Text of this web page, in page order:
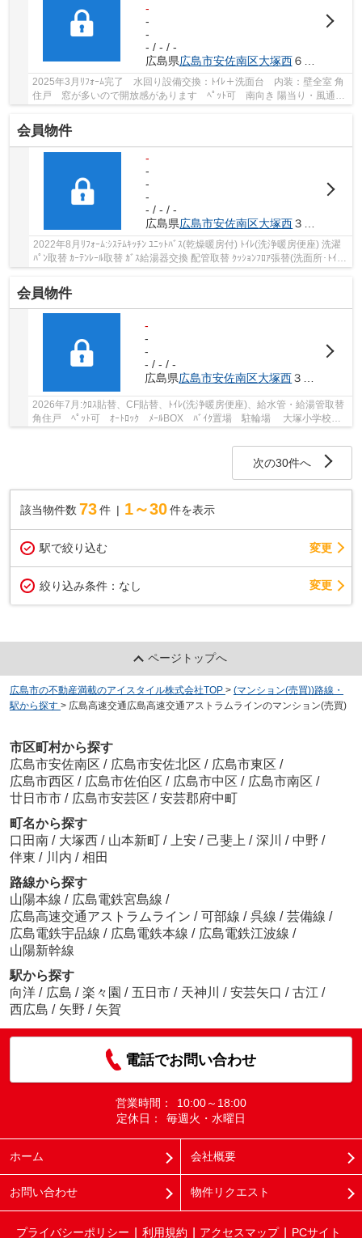
-
-
-
- / - / -
広島県広島市安佐南区大塚西６丁目8-2
2025年3月ﾘﾌｫｰﾑ完了 水回り設備交換：ﾄｲﾚ＋洗面台 内装：壁全室 角
住戸 窓が多いので開放感があります ﾍﾟｯﾄ可 南向き 陽当り・風通・
眺望良好 ｼｽﾃﾑｷｯﾁﾝ 最上階 ﾜｲﾄﾞﾊﾞﾙｺﾆｰ 3...
会員物件
-
-
-
-
- / - / -
広島県広島市安佐南区大塚西３丁目2-3
2022年8月ﾘﾌｫｰﾑ:ｼｽﾃﾑｷｯﾁﾝ ﾕﾆｯﾄﾊﾞｽ(乾燥暖房付) ﾄｲﾚ(洗浄暖房便座) 洗濯
ﾊﾟﾝ取替 ｶｰﾃﾝﾚｰﾙ取替 ｶﾞｽ給湯器交換 配管取替 ｸｯｼｮﾝﾌﾛｱ張替(洗面所･ﾄｲﾚ)
全室､天井･壁ｸﾛｽ張替 ﾌﾛｰﾘﾝｸﾞ張替(L45) ...
会員物件
-
-
-
- / - / -
広島県広島市安佐南区大塚西３丁目2-3
2026年7月:ｸﾛｽ貼替、CF貼替、ﾄｲﾚ(洗浄暖房便座)、給水管・給湯管取替
角住戸 ﾍﾟｯﾄ可 ｵｰﾄﾛｯｸ ﾒｰﾙBOX ﾊﾞｲｸ置場 駐輪場 大塚小学校約
次の30件へ
該当物件数 73件 1～30 件を表示
駅で絞り込む 変更
絞り込み条件： なし 変更
ページトップへ
広島市の不動産満載のアイスタイル株式会社TOP > (マンション(売買))路線・
駅から探す > 広島高速交通広島高速交通アストラムラインのマンション(売買)
市区町村から探す
広島市安佐南区 / 広島市安佐北区 / 広島市東区 /
広島市西区 / 広島市佐伯区 / 広島市中区 / 広島市南区 /
廿日市市 / 広島市安芸区 / 安芸郡府中町
町名から探す
口田南 / 大塚西 / 山本新町 / 上安 / 己斐上 / 深川 / 中野 /
伴東 / 川内 / 相田
路線から探す
山陽本線 / 広島電鉄宮島線 /
広島高速交通アストラムライン / 可部線 / 呉線 / 芸備線 /
広島電鉄宇品線 / 広島電鉄本線 / 広島電鉄江波線 /
山陽新幹線
駅から探す
向洋 / 広島 / 楽々園 / 五日市 / 天神川 / 安芸矢口 / 古江 /
西広島 / 矢野 / 矢賀
電話でお問い合わせ
営業時間：
10:00～18:00
定休日：
毎週火・水曜日
ホーム 会社概要
お問い合わせ 物件リクエスト
プライバシーポリシー 利用規約 アクセスマップ PCサイト